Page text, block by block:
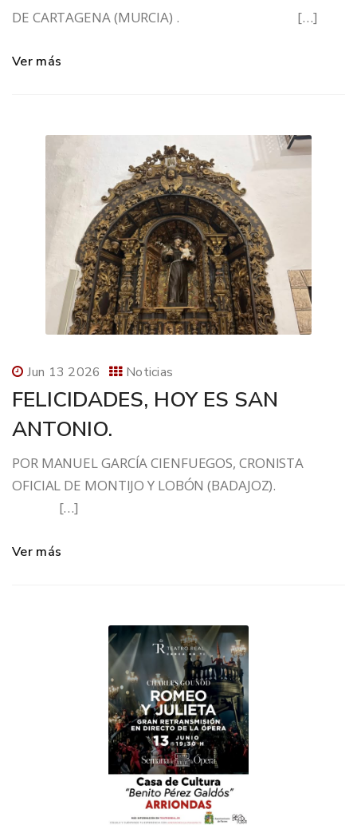
DE CARTAGENA (MURCIA) . […]
Ver más
Jun 13 2026 Noticias
FELICIDADES, HOY ES SAN
ANTONIO.
POR MANUEL GARCÍA CIENFUEGOS, CRONISTA
OFICIAL DE MONTIJO Y LOBÓN (BADAJOZ).
[…]
Ver más